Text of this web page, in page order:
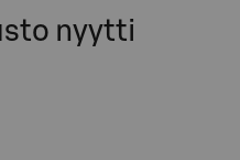
nyytti